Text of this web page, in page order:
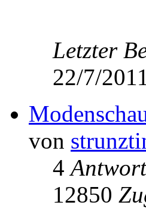
Letzter
22/7/
von
4
12850